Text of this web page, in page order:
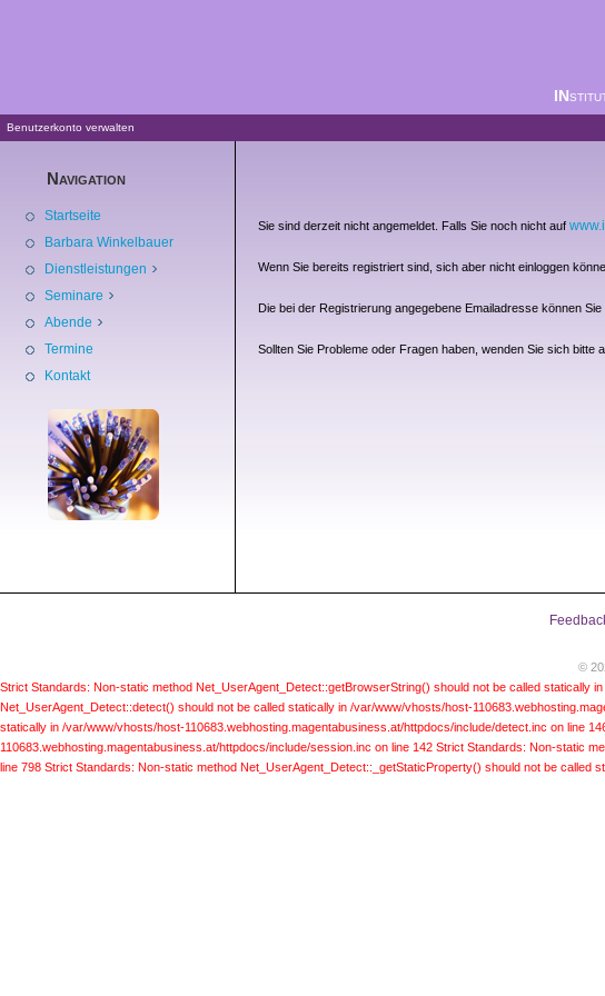
IN
Benutzerkonto verwalten
Navigation
Startseite
Barbara Winkelbauer
Dienstleistungen
Seminare
Abende
Termine
Kontakt
Sie sind derzeit nicht angemeldet. Falls Sie noch nicht auf
Wenn Sie bereits registriert sind, sich aber nicht einloggen
Die bei der Registrierung angegebene Emailadresse können Sie
Sollten Sie Probleme oder Fragen haben, wenden Sie sich bitte
©
Strict Standards: Non-static method Net_UserAgent_Detect::getBrowserString() should not be called statically
Net_UserAgent_Detect::detect() should not be called statically in /var/www/vhosts/host-
statically in /var/www/vhosts/host-110683.webhosting.magentabusiness.at/httpdocs/include/detect.inc on line
110683.webhosting.magentabusiness.at/httpdocs/include/session.inc on line 142 Strict Standards: Non-static
line 798 Strict Standards: Non-static method Net_UserAgent_Detect::_getStaticProperty() should not be